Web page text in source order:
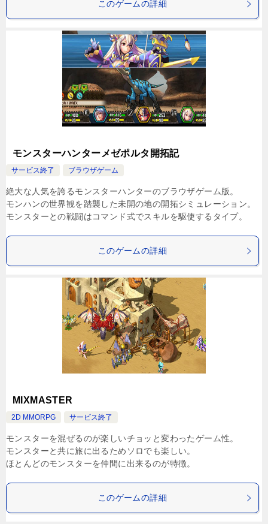
このゲームの詳細
モンスターハンターメゼポルタ開拓記
サービス終了 ブラウザゲーム
絶大な人気を誇るモンスターハンターのブラウザゲーム版。
モンハンの世界観を踏襲した未開の地の開拓シミュレーション。
モンスターとの戦闘はコマンド式でスキルを駆使するタイプ。
このゲームの詳細
MIXMASTER
2D MMORPG サービス終了
モンスターを混ぜるのが楽しいチョッと変わったゲーム性。
モンスターと共に旅に出るためソロでも楽しい。
ほとんどのモンスターを仲間に出来るのが特徴。
このゲームの詳細